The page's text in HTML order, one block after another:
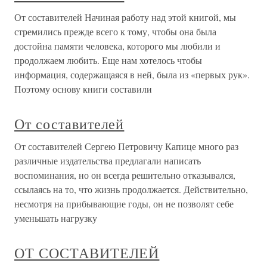
От составителей Начиная работу над этой книгой, мы
стремились прежде всего к тому, чтобы она была
достойна памяти человека, которого мы любили и
продолжаем любить. Еще нам хотелось чтобы
информация, содержащаяся в ней, была из «первых рук».
Поэтому основу книги составили
От составителей
От составителей Сергею Петровичу Капице много раз
различные издательства предлагали написать
воспоминания, но он всегда решительно отказывался,
ссылаясь на то, что жизнь продолжается. Действительно,
несмотря на прибывающие годы, он не позволят себе
уменьшать нагрузку
ОТ СОСТАВИТЕЛЕЙ